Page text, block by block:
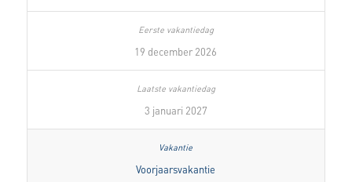
19 december 2026
3 januari 2027
Voorjaarsvakantie